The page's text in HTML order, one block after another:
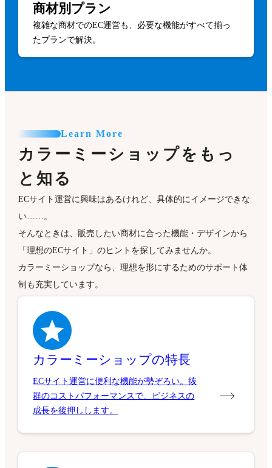
商材別プラン
複雑な商材でのEC運営も、必要な機能がすべて揃っ
たプランで解決。
Learn More
カラーミーショップをもっ
と知る
ECサイト運営に興味はあるけれど、具体的にイメージできな
い……。
そんなときは、販売したい商材に合った機能・デザインから
「理想のECサイト」のヒントを探してみませんか。
カラーミーショップなら、理想を形にするためのサポート体
制も充実しています。
カラーミーショップの特長
ECサイト運営に便利な機能が勢ぞろい。抜
群のコストパフォーマンスで、ビジネスの
成長を後押しします。